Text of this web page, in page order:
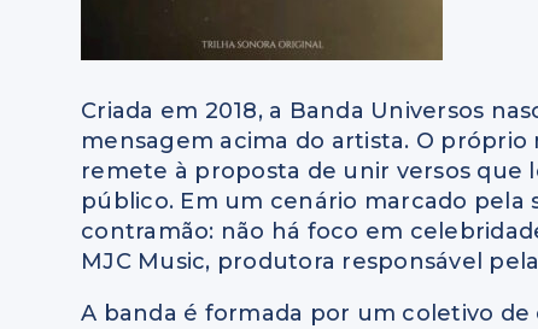
Criada em 2018, a Banda Universos
mensagem acima do artista. O próprio
remete à proposta de unir versos
público. Em um cenário marcado pela
contramão: não há foco em
MJC Music, produtora responsável
A banda é formada por um coletivo